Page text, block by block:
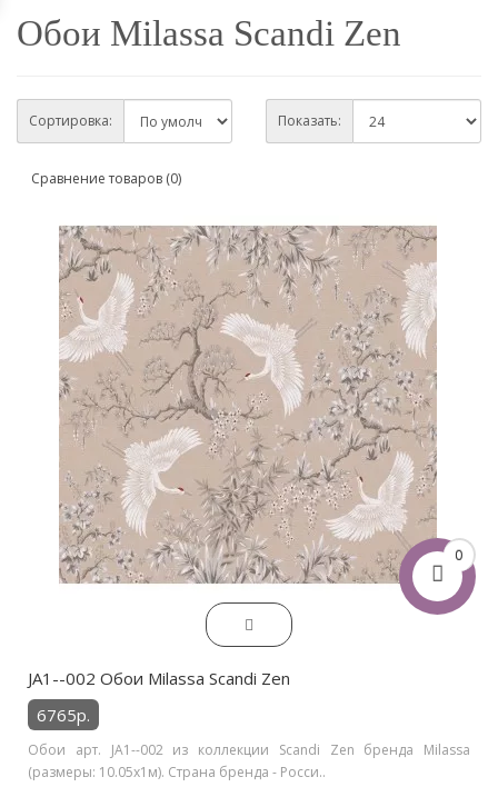
0
Обои Milassa Scandi Zen
Сортировка: Показать:
Сравнение товаров (0)
JA1--002 Обои Milassa Scandi Zen
6765р.
Обои арт. JA1--002 из коллекции Scandi Zen бренда Milassa
(размеры: 10.05х1м). Страна бренда - Росси..